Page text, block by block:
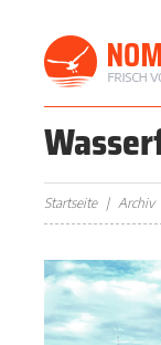
Startseite Archiv